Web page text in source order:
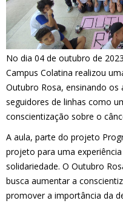
No dia 04 de outubro de
Campus Colatina realizou
Outubro Rosa, ensinando
seguidores de linhas como
conscientização sobre o
A aula, parte do projeto
projeto para uma
solidariedade. O Outubro
busca aumentar a
promover a importância da